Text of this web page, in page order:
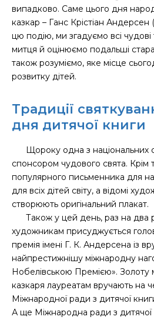
випадково. Саме цього дня
казкар – Ганс Крістіан
цю подію, ми згадуємо всі
митця й оцінюємо подальші
також розуміємо, яке місце
розвитку дітей.
Традиції
дня дитячої книги
Щороку одна з національних
спонсором чудового свята. Крім
популярного письменника для
для всіх дітей світу, а відомі
створюють оригінальний плакат.
Також у цей день, раз на два
художникам присуджується
премія імені Г. К. Андерсена із
найпрестижнішу міжнародну
Нобелівською Премією». Золоту
казкаря лауреатам вручають на
Міжнародної ради з дитячої
А ще Міжнародна ради з